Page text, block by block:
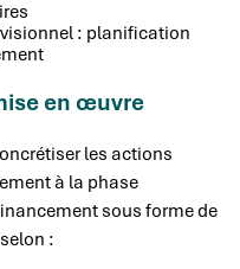
: planification
en œuvre
les actions
à la phase
sous forme de
: